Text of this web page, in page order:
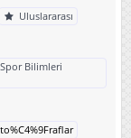
Uluslararası
Spor Bilimleri